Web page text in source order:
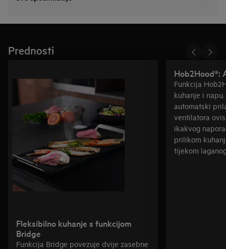
Prednosti
Fleksibilno kuhanje s funkcijom
Bridge
Funkcija Bridge povezuje dvije zasebne
Hob2Hood®:
Funkcija
kuhanje i
automatski
ventilatora
ikakvog
prilikom
tijekom